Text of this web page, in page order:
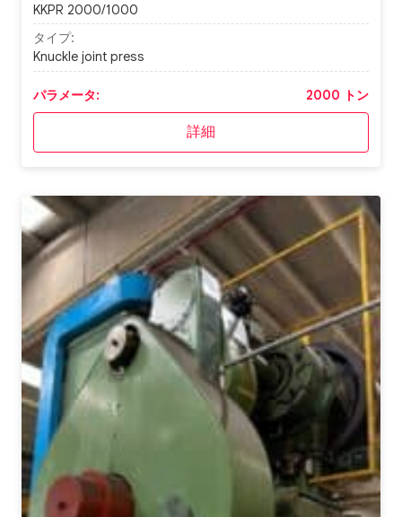
KKPR 2000/1000
タイプ:
Knuckle joint press
パラメータ: 2000 トン
詳細